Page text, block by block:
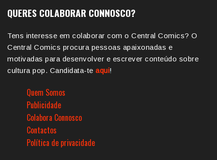
QUERES COLABORAR CONNOSCO?
Tens interesse em colaborar com o Central Comics? O
Central Comics procura pessoas apaixonadas e
motivadas para desenvolver e escrever conteúdo sobre
cultura pop. Candidata-te aqui!
Quem Somos
Publicidade
Colabora Connosco
Contactos
Política de privacidade